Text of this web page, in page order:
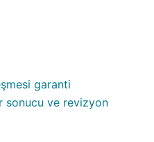
garanti
sonucu ve revizyon